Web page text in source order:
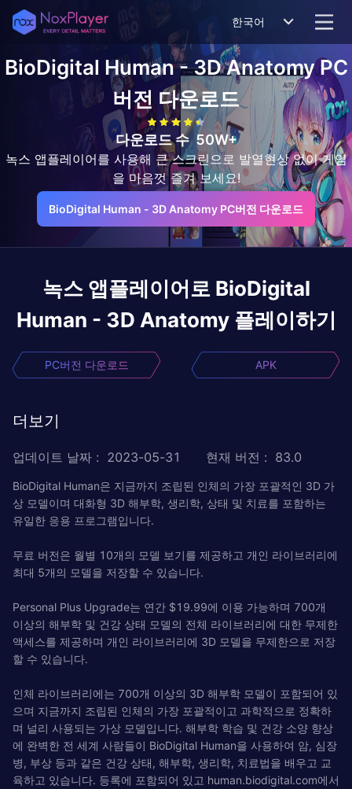
한국어
BioDigital Human - 3D AnatomyPC
버전 다운로드
다운로드 수 50W+
녹스 앱플레이어를 사용해 큰 스크린으로 발열현상 없이 게임
을 마음껏 즐겨 보세요!
BioDigital Human - 3D Anatomy PC버전 다운로드
녹스 앱플레이어로 BioDigital
Human - 3D Anatomy 플레이하기
PC버전 다운로드 APK
더보기
업데이트 날짜 : 2023-05-31 현재 버전 : 83.0
BioDigital Human은 지금까지 조립된 인체의 가장 포괄적인 3D 가
상 모델이며 대화형 3D 해부학, 생리학, 상태 및 치료를 포함하는
유일한 응용 프로그램입니다.
무료 버전은 월별 10개의 모델 보기를 제공하고 개인 라이브러리에
최대 5개의 모델을 저장할 수 있습니다.
Personal Plus Upgrade는 연간 $19.99에 이용 가능하며 700개
이상의 해부학 및 건강 상태 모델의 전체 라이브러리에 대한 무제한
액세스를 제공하며 개인 라이브러리에 3D 모델을 무제한으로 저장
할 수 있습니다.
인체 라이브러리에는 700개 이상의 3D 해부학 모델이 ​​포함되어 있
으며 지금까지 조립된 인체의 가장 포괄적이고 과학적으로 정확하
며 널리 사용되는 가상 모델입니다. 해부학 학습 및 건강 소양 향상
에 완벽한 전 세계 사람들이 BioDigital Human을 사용하여 암, 심장
병, 부상 등과 같은 건강 상태, 해부학, 생리학, 치료법을 배우고 교
육하고 있습니다. 등록에 포함되어 있고 human.biodigital.com에서